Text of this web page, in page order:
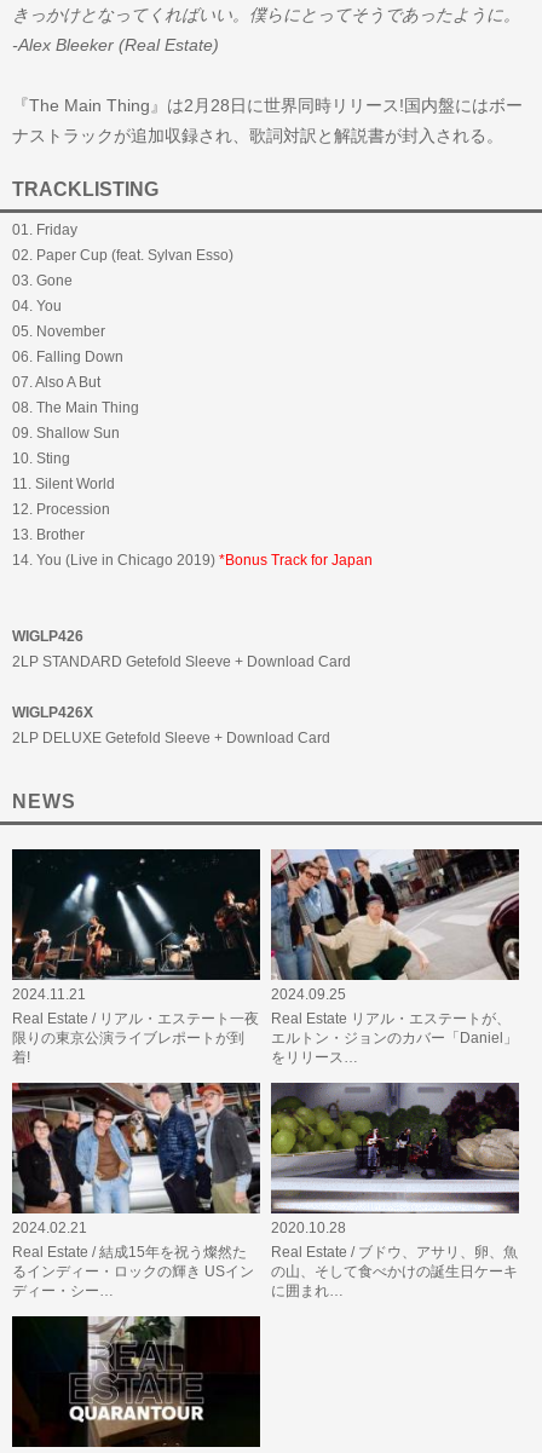
きっかけとなってくればいい。僕らにとってそうであったように。
-Alex Bleeker (Real Estate)
『The Main Thing』は2月28日に世界同時リリース!国内盤にはボー
ナストラックが追加収録され、歌詞対訳と解説書が封入される。
TRACKLISTING
01. Friday
02. Paper Cup (feat. Sylvan Esso)
03. Gone
04. You
05. November
06. Falling Down
07. Also A But
08. The Main Thing
09. Shallow Sun
10. Sting
11. Silent World
12. Procession
13. Brother
14. You (Live in Chicago 2019) *Bonus Track for Japan
WIGLP426
2LP STANDARD Getefold Sleeve + Download Card
WIGLP426X
2LP DELUXE Getefold Sleeve + Download Card
NEWS
2024.11.21
Real Estate / リアル・エステート一夜
限りの東京公演ライブレポートが到
着!
2024.09.25
Real Estate リアル・エステートが、
エルトン・ジョンのカバー「Daniel」
をリリース…
2024.02.21
Real Estate / 結成15年を祝う燦然た
るインディー・ロックの輝き USイン
ディー・シー…
2020.10.28
Real Estate / ブドウ、アサリ、卵、魚
の山、そして食べかけの誕生日ケーキ
に囲まれ…